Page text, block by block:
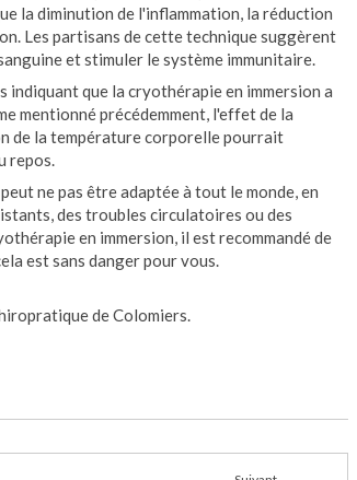
la diminution de l'inflammation, la réduction
Les partisans de cette technique suggèrent
et stimuler le système immunitaire.
indiquant que la cryothérapie en immersion a
mentionné précédemment, l'effet de la
de la température corporelle pourrait
repos.
ne pas être adaptée à tout le monde, en
des troubles circulatoires ou des
en immersion, il est recommandé de
est sans danger pour vous.
de Colomiers.